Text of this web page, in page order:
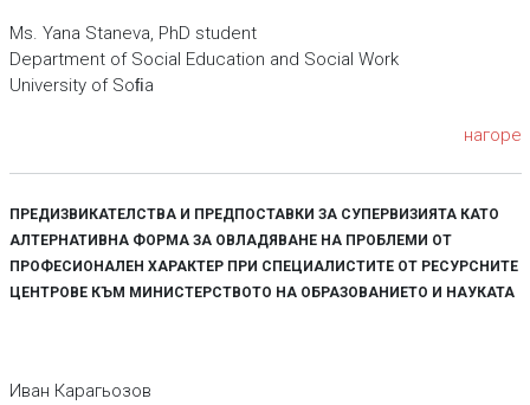
Ms. Yana Staneva, PhD student
Department of Social Education and Social Work
University of Soﬁa
нагоре
ПРЕДИЗВИКАТЕЛСТВА И ПРЕДПОСТАВКИ ЗА СУПЕРВИЗИЯТА КАТО
АЛТЕРНАТИВНА ФОРМА ЗА ОВЛАДЯВАНЕ НА ПРОБЛЕМИ ОТ
ПРОФЕСИОНАЛЕН ХАРАКТЕР ПРИ СПЕЦИАЛИСТИТЕ ОТ РЕСУРСНИТЕ
ЦЕНТРОВЕ КЪМ МИНИСТЕРСТВОТО НА ОБРАЗОВАНИЕТО И НАУКАТА
Иван Карагьозов